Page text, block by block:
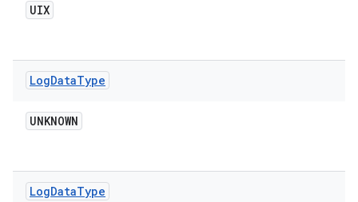
UIX
LogDataType
UNKNOWN
LogDataType